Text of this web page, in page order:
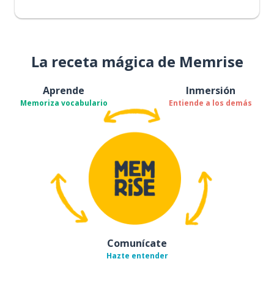
La receta mágica de Memrise
Aprende
Memoriza vocabulario
Inmersión
Entiende a los demás
Comunícate
Hazte entender